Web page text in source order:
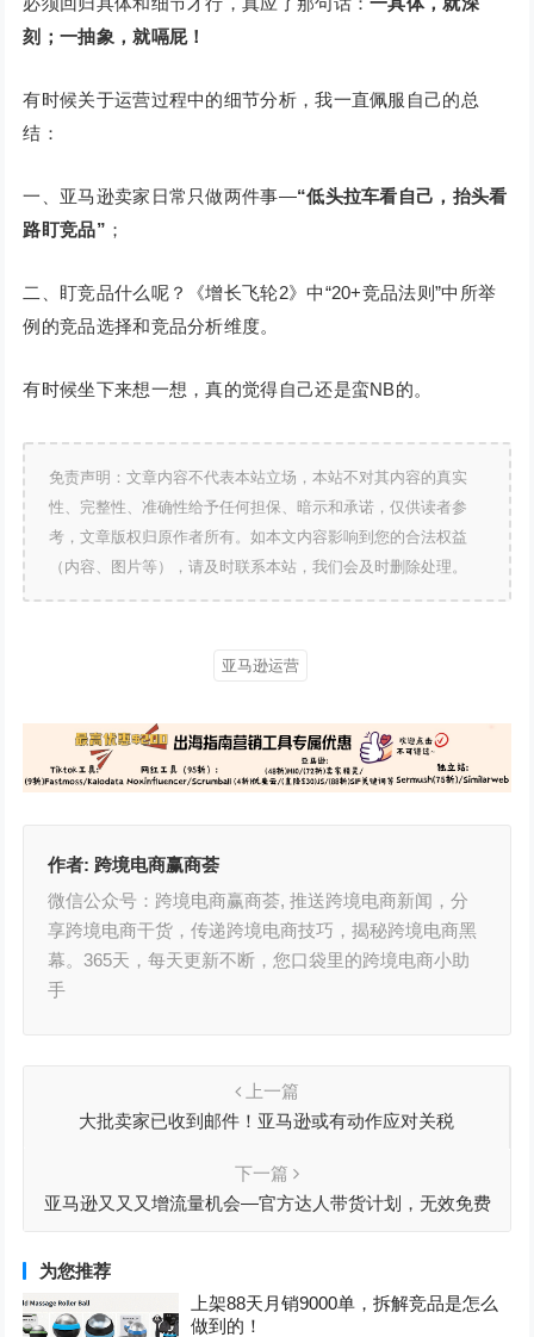
刻；一抽象，就嗝屁！
有时候关于运营过程中的细节分析，我一直佩服自己的总
结：
一、亚马逊卖家日常只做两件事—“低头拉车看自己，抬头看
路盯竞品” ；
二、盯竞品什么呢？《增长飞轮2》中“20+竞品法则”中所举
例的竞品选择和竞品分析维度。
有时候坐下来想一想，真的觉得自己还是蛮NB的。
免责声明：文章内容不代表本站立场，本站不对其内容的真实
性、完整性、准确性给予任何担保、暗示和承诺，仅供读者参
考，文章版权归原作者所有。如本文内容影响到您的合法权益
（内容、图片等），请及时联系本站，我们会及时删除处理。
亚马逊运营
作者: 跨境电商赢商荟
微信公众号：跨境电商赢商荟, 推送跨境电商新闻，分
享跨境电商干货，传递跨境电商技巧，揭秘跨境电商黑
幕。365天，每天更新不断，您口袋里的跨境电商小助
手
上一篇
大批卖家已收到邮件！亚马逊或有动作应对关税
下一篇
亚马逊又又又增流量机会—官方达人带货计划，无效免费
为您推荐
上架88天月销9000单，拆解竞品是怎么
做到的！